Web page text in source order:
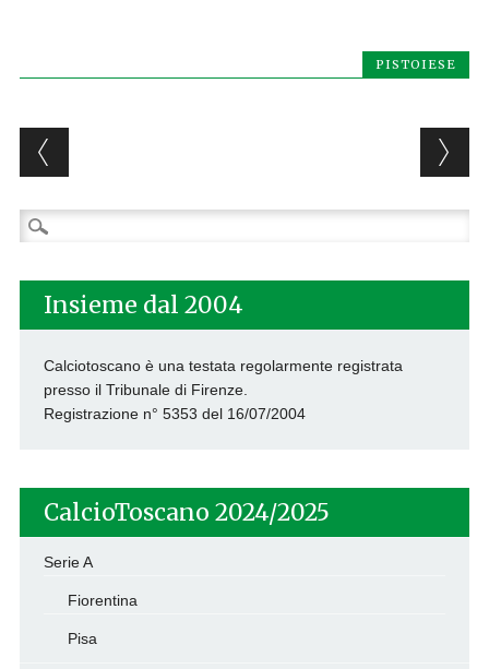
PISTOIESE
Post navigation
Ricerca
per:
Insieme dal 2004
Calciotoscano è una testata regolarmente registrata
presso il Tribunale di Firenze.
Registrazione n° 5353 del 16/07/2004
CalcioToscano 2024/2025
Serie A
Fiorentina
Pisa